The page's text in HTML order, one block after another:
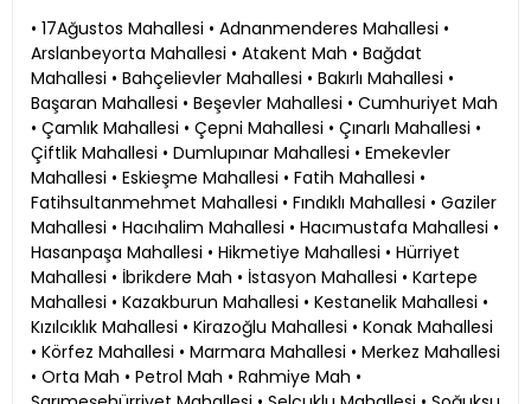
• 17Ağustos Mahallesi • Adnanmenderes Mahallesi •
Arslanbeyorta Mahallesi • Atakent Mah • Bağdat
Mahallesi • Bahçelievler Mahallesi • Bakırlı Mahallesi •
Başaran Mahallesi • Beşevler Mahallesi • Cumhuriyet Mah
• Çamlık Mahallesi • Çepni Mahallesi • Çınarlı Mahallesi •
Çiftlik Mahallesi • Dumlupınar Mahallesi • Emekevler
Mahallesi • Eskieşme Mahallesi • Fatih Mahallesi •
Fatihsultanmehmet Mahallesi • Fındıklı Mahallesi • Gaziler
Mahallesi • Hacıhalim Mahallesi • Hacımustafa Mahallesi •
Hasanpaşa Mahallesi • Hikmetiye Mahallesi • Hürriyet
Mahallesi • İbrikdere Mah • İstasyon Mahallesi • Kartepe
Mahallesi • Kazakburun Mahallesi • Kestanelik Mahallesi •
Kızılcıklık Mahallesi • Kirazoğlu Mahallesi • Konak Mahallesi
• Körfez Mahallesi • Marmara Mahallesi • Merkez Mahallesi
• Orta Mah • Petrol Mah • Rahmiye Mah •